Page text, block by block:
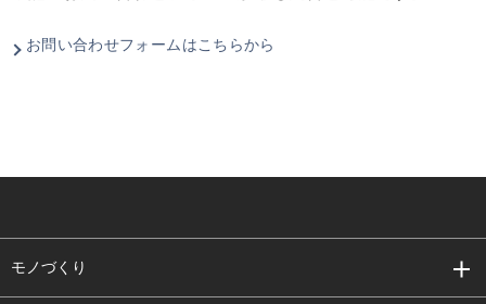
お問い合わせフォームはこちらから
モノづくり